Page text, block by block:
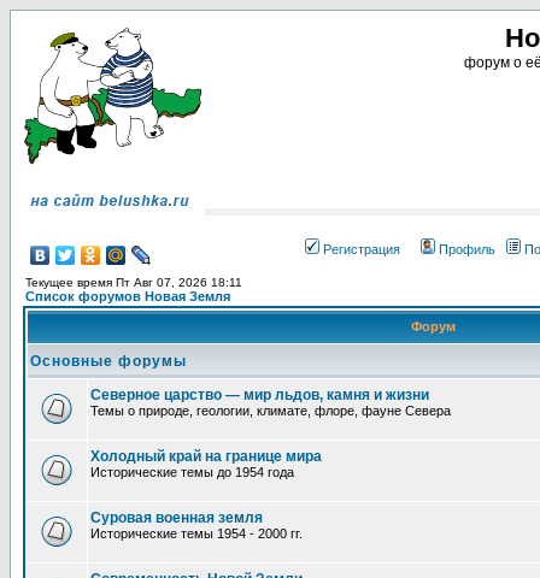
форум о
Регистрация Профиль
Текущее время Пт Авг 07, 2026 18:11
Список форумов Новая Земля
Форум
Основные форумы
Северное царство — мир льдов, камня и жизни
Темы о природе, геологии, климате, флоре, фауне Севера
Холодный край на границе мира
Исторические темы до 1954 года
Суровая военная земля
Исторические темы 1954 - 2000 гг.